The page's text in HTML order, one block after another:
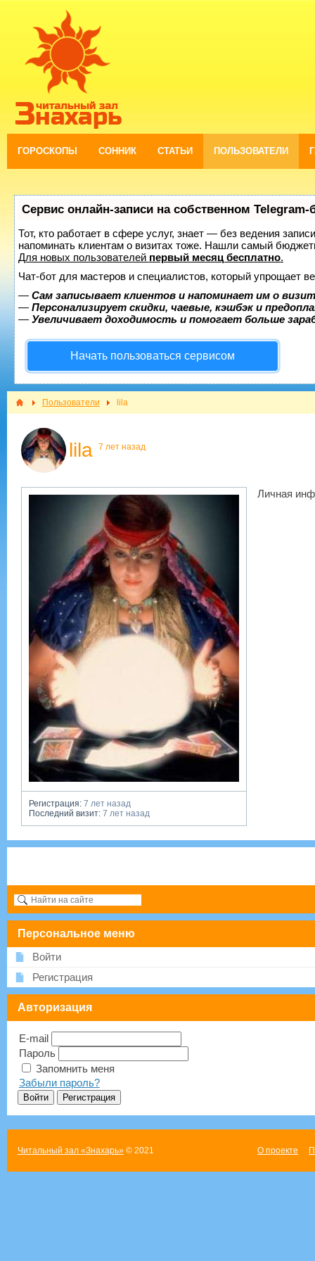
ГОРОСКОПЫ СОННИК СТАТЬИ ПОЛЬЗОВАТЕЛИ
Сервис онлайн-записи на собственном Telegram-
Тот, кто работает в сфере услуг, знает — без ведения
напоминать клиентам о визитах тоже. Нашли самый
Для новых пользователей первый месяц бесплатно.
Чат-бот для мастеров и специалистов, который упрощает
— Сам записывает клиентов и напоминает им о
— Персонализирует скидки, чаевые, кэшбэк и
— Увеличивает доходимость и помогает больше
Начать пользоваться сервисом
Пользователи lila
lila 7 лет назад
Регистрация:7 лет назад
Последний визит:7 лет назад
Личная
Персональное меню
Войти
Регистрация
Авторизация
E-mail
Пароль
Запомнить меня
Забыли пароль?
Читальный зал «Знахарь»© 2021 О проекте